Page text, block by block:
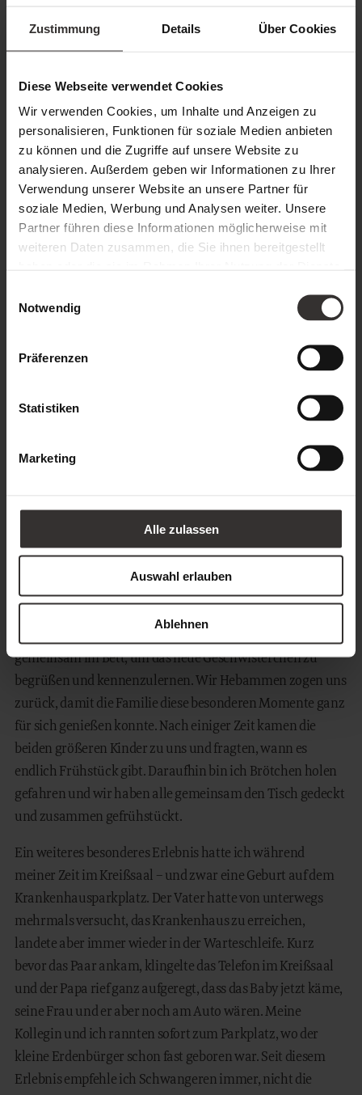
Zustimmung Details Über Cookies
Diese Webseite verwendet Cookies
Wir verwenden Cookies, um Inhalte und Anzeigen zu
personalisieren, Funktionen für soziale Medien anbieten
zu können und die Zugriffe auf unsere Website zu
analysieren. Außerdem geben wir Informationen zu Ihrer
Verwendung unserer Website an unsere Partner für
soziale Medien, Werbung und Analysen weiter. Unsere
Partner führen diese Informationen möglicherweise mit
weiteren Daten zusammen, die Sie ihnen bereitgestellt
Notwendig
Präferenzen
Statistiken
Marketing
Alle zulassen
Auswahl erlauben
Ablehnen
Hebamme sehr vielfältig ist. Ob selbstständig oder in einem
Angestelltenverhältnis, ob in einer großen Klink, in einer
von Kursen und Workshops – die Möglichkeiten sind
wirklich breit gefächert.
dich besonders geprägt hat?
als Hebamme haben mich viele Erlebnisse – schöne und
traurige – sehr geprägt. Zwei besonders Schöne möchte ich
kurz erwähnen.
Eine Zeit lang durfte ich Hausgeburten begleiten. Nach
gemeinsam im Bett, um das neue Geschwisterchen zu
begrüßen und kennenzulernen. Wir Hebammen zogen uns
zurück, damit die Familie diese besonderen Momente ganz
für sich genießen konnte. Nach einiger Zeit kamen die
beiden größeren Kinder zu uns und fragten, wann es
endlich Frühstück gibt. Daraufhin bin ich Brötchen holen
gefahren und wir haben alle gemeinsam den Tisch gedeckt
und zusammen gefrühstückt.
Ein weiteres besonderes Erlebnis hatte ich während
meiner Zeit im Kreißsaal – und zwar eine Geburt auf dem
Krankenhausparkplatz. Der Vater hatte von unterwegs
mehrmals versucht, das Krankenhaus zu erreichen,
landete aber immer wieder in der Warteschleife. Kurz
bevor das Paar ankam, klingelte das Telefon im Kreißsaal
und der Papa rief ganz aufgeregt, dass das Baby jetzt käme,
seine Frau und er aber noch am Auto wären. Meine
Kollegin und ich rannten sofort zum Parkplatz, wo der
kleine Erdenbürger schon fast geboren war. Seit diesem
Erlebnis empfehle ich Schwangeren immer, nicht die